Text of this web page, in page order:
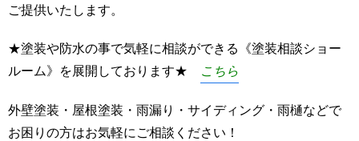
ご提供いたします。
★塗装や防水の事で気軽に相談ができる《塗装相談ショー
ルーム》を展開しております★
こちら
外壁塗装・屋根塗装・雨漏り・サイディング・雨樋などで
お困りの方はお気軽にご相談ください！